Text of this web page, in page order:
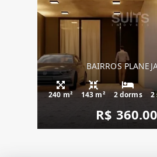
BAIRROS
240 m² 143 m² 2 dorms 2
R$